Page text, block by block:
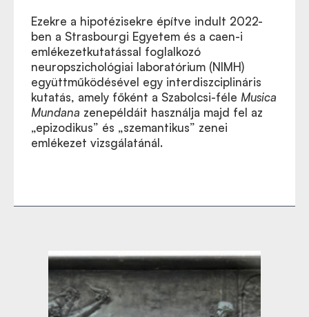
Ezekre a hipotézisekre építve indult 2022-
ben a Strasbourgi Egyetem és a caen-i
emlékezetkutatással foglalkozó
neuropszichológiai laboratórium (NIMH)
együttműködésével egy interdiszciplináris
kutatás, amely főként a Szabolcsi-féle Musica
Mundana zenepéldáit használja majd fel az
„epizodikus” és „szemantikus” zenei
emlékezet vizsgálatánál.